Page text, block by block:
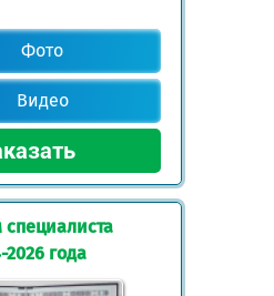
Фото
Видео
2026 года